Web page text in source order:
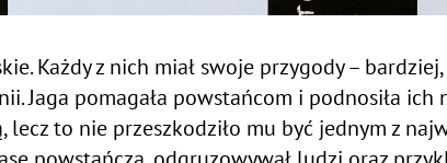
Każdy z nich miał swoje przygody –
Jaga pomagała powstańcom i podnosiła ich
to nie przeszkodziło mu być jednym z